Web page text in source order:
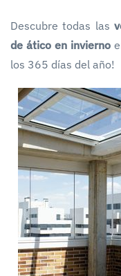
Descubre todas las
de ático en invierno
los 365 días del año!